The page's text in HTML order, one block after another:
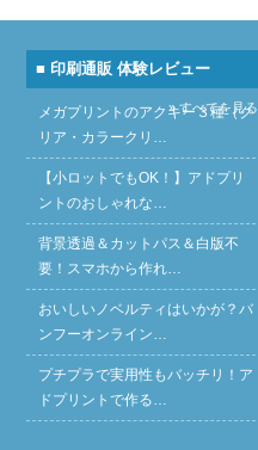
■ 印刷通販 体験レビュー
» すべてを見る
メガプリントのアクキー３種（ク
リア・カラークリ…
【小ロットでもOK！】アドプリ
ントのおしゃれな…
背景透過＆カットパス＆白版不
要！スマホから作れ…
おいしいノベルティはいかが？バ
ンフーオンライン…
プチプラで実用性もバッチリ！ア
ドプリントで作る…